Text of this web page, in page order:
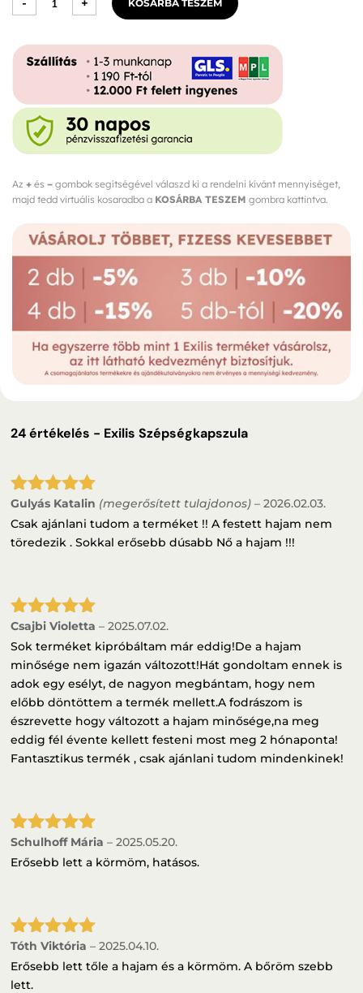
Szépségkapszula
KOSÁRBA TESZEM
Az + és – gombok segítségével válaszd ki a rendelni kívánt mennyiséget,
majd tedd virtuális kosaradba a KOSÁRBA TESZEM gombra kattintva.
24 értékelés - Exilis Szépségkapszula
Értékelés:
5/ 5
Gulyás Katalin (megerősített tulajdonos) – 2026.02.03.
Csak ajánlani tudom a terméket !! A festett hajam nem
töredezik . Sokkal erősebb dúsabb Nő a hajam !!!
Értékelés:
5/ 5
Csajbi Violetta– 2025.07.02.
Sok terméket kipróbáltam már eddig!De a hajam
minősége nem igazán változott!Hát gondoltam ennek is
adok egy esélyt, de nagyon megbántam, hogy nem
előbb döntöttem a termék mellett.A fodrászom is
észrevette hogy változott a hajam minősége,na meg
eddig fél évente kellett festeni most meg 2 hónaponta!
Fantasztikus termék , csak ajánlani tudom mindenkinek!
Értékelés:
5/ 5
Schulhoff Mária– 2025.05.20.
Erősebb lett a körmöm, hatásos.
Értékelés:
5/ 5
Tóth Viktória– 2025.04.10.
Erősebb lett tőle a hajam és a körmöm. A bőröm szebb
lett.